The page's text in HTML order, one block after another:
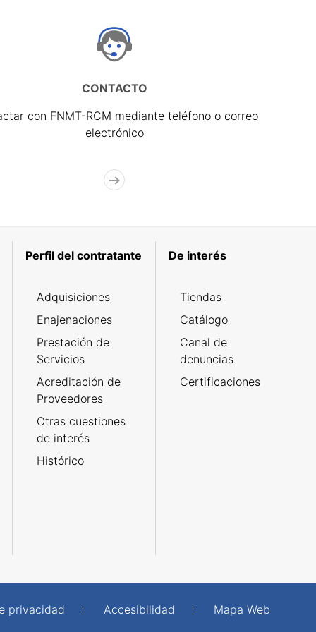
CONTACTO
con FNMT-RCM mediante teléfono o correo
electrónico
Perfil del contratante
Adquisiciones
Enajenaciones
Prestación de
Servicios
Acreditación de
Proveedores
Otras cuestiones
de interés
Histórico
De interés
Tiendas
Catálogo
Canal de
denuncias
Certificaciones
privacidad Accesibilidad
Mapa Web